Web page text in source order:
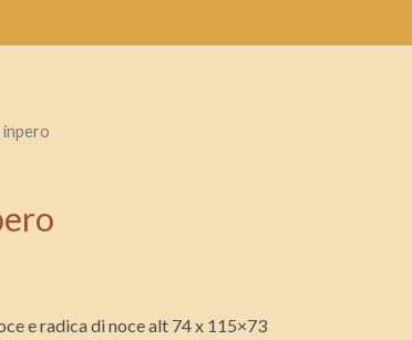
e radica di noce alt 74 x 115×73